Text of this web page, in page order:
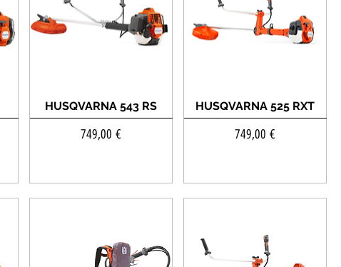
HUSQVARNA 543 RS
Prix
749,00 €
HUSQVARNA 525 RXT
Prix
749,00 €